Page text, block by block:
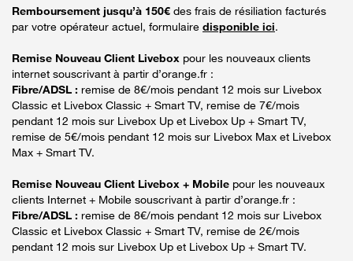
Remboursement jusqu’à 150€ des frais de résiliation facturés
par votre opérateur actuel, formulaire disponible ici.
Remise Nouveau Client Livebox pour les nouveaux clients
internet souscrivant à partir d’orange.fr :
Fibre/ADSL : remise de 8€/mois pendant 12 mois sur Livebox
Classic et Livebox Classic + Smart TV, remise de 7€/mois
pendant 12 mois sur Livebox Up et Livebox Up + Smart TV,
remise de 5€/mois pendant 12 mois sur Livebox Max et Livebox
Max + Smart TV.
Remise Nouveau Client Livebox + Mobile pour les nouveaux
clients Internet + Mobile souscrivant à partir d’orange.fr :
Fibre/ADSL : remise de 8€/mois pendant 12 mois sur Livebox
Classic et Livebox Classic + Smart TV, remise de 2€/mois
pendant 12 mois sur Livebox Up et Livebox Up + Smart TV.